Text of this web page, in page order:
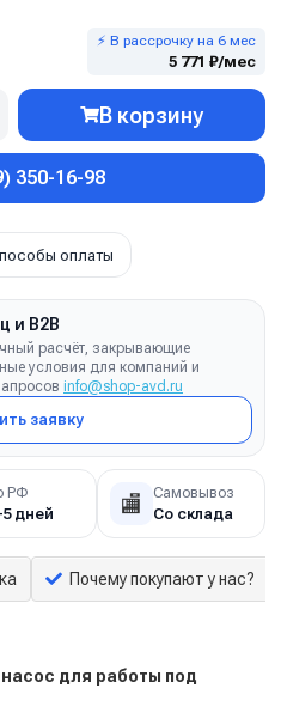
⚡ В рассрочку на 6 мес
5 771 ₽/мес
В корзину
350-16-98
оплаты
и B2B
расчёт, закрывающие
условия для компаний и
info@shop-avd.ru
заявку
РФ
дней 🏬 Самовывоз
Со склада
Почему покупают у нас?
для работы под